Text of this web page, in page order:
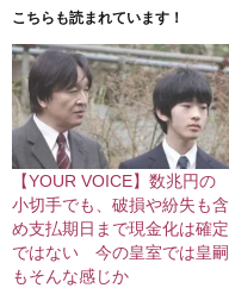
こちらも読まれています！
【YOUR VOICE】数兆円の
小切手でも、破損や紛失も含
め支払期日まで現金化は確定
ではない 今の皇室では皇嗣
もそんな感じか